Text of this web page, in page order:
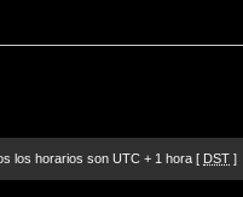
los horarios son UTC + 1 hora [ DST ]